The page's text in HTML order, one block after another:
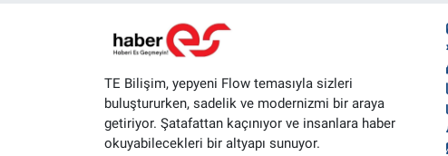
TE Bilişim, yepyeni Flow temasıyla sizleri
buluştururken, sadelik ve modernizmi bir araya
getiriyor. Şatafattan kaçınıyor ve insanlara haber
okuyabilecekleri bir altyapı sunuyor.